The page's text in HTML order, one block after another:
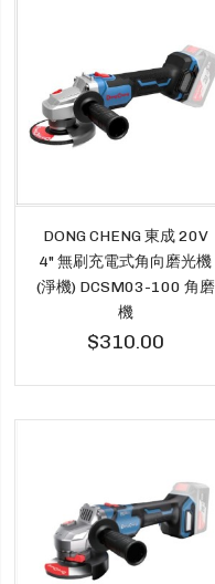
DONG CHENG 東成 20V
4" 無刷充電式角向磨光機
(淨機) DCSM03-100 角磨
機
$310.00